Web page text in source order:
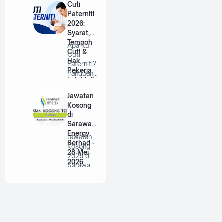
…
Cuti
Paterniti
2026:
Syarat,
Tempoh
Cuti &
Hak
Pekerja
Lelaki di
Apa Itu
Cuti
Paterniti?
Panduan
Untuk
Bap…
Jawatan
Kosong
di
Sarawak
Energy
Berhad -
28 Mei
2026
Jawatan
Kosong
2026 di
Sarawak